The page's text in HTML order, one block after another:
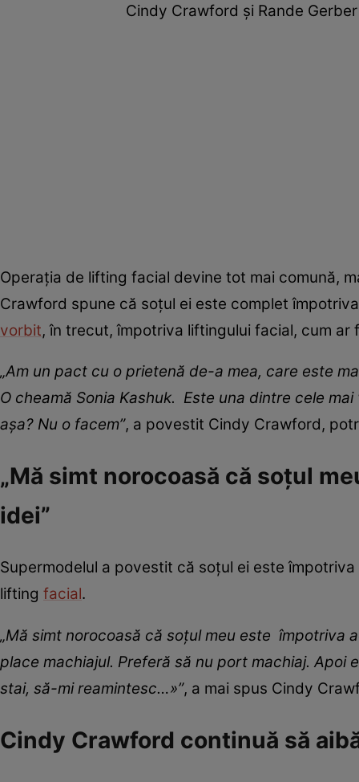
Cindy Crawford și Rande
Operația de lifting facial devine tot mai comună,
Crawford spune că soțul ei este complet
vorbit, în trecut, împotriva liftingului facial, cum ar
„Am un pact cu o prietenă de-a mea, care este
O cheamă Sonia Kashuk. Este una dintre cele
așa? Nu o facem”, a povestit Cindy Crawford,
„Mă simt norocoasă că soțul
idei”
Supermodelul a povestit că soțul ei este
lifting facial.
„Mă simt norocoasă că soțul meu este împotriva
place machiajul. Preferă să nu port machiaj. Apoi
stai, să-mi reamintesc…»”, a mai spus Cindy
Cindy Crawford continuă să